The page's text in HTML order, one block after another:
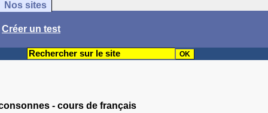
Nos sites
Créer un test
- cours de français